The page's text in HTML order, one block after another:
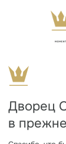
Дворец
в прежнем
Спасибо, что были с
концертах и важных
Мы не прощаемся —
принимать гостей в